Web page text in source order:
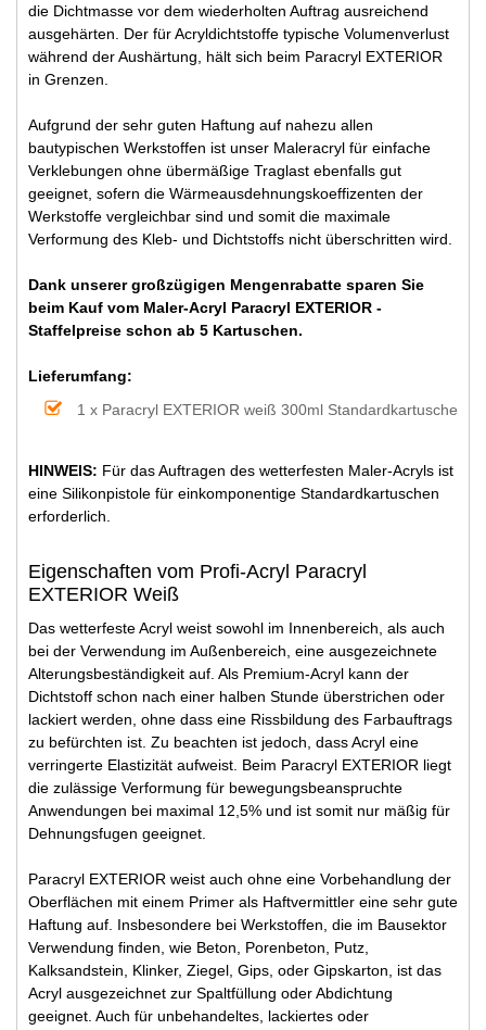
die Dichtmasse vor dem wiederholten Auftrag ausreichend
ausgehärten. Der für Acryldichtstoffe typische Volumenverlust
während der Aushärtung, hält sich beim Paracryl EXTERIOR
in Grenzen.
Aufgrund der sehr guten Haftung auf nahezu allen
bautypischen Werkstoffen ist unser Maleracryl für einfache
Verklebungen ohne übermäßige Traglast ebenfalls gut
geeignet, sofern die Wärmeausdehnungskoeffizenten der
Werkstoffe vergleichbar sind und somit die maximale
Verformung des Kleb- und Dichtstoffs nicht überschritten wird.
Dank unserer großzügigen Mengenrabatte sparen Sie
beim Kauf vom Maler-Acryl Paracryl EXTERIOR -
Staffelpreise schon ab 5 Kartuschen.
Lieferumfang:
1 x Paracryl EXTERIOR weiß 300ml Standardkartusche
HINWEIS: Für das Auftragen des wetterfesten Maler-Acryls ist
eine Silikonpistole für einkomponentige Standardkartuschen
erforderlich.
Eigenschaften vom Profi-Acryl Paracryl
EXTERIOR Weiß
Das wetterfeste Acryl weist sowohl im Innenbereich, als auch
bei der Verwendung im Außenbereich, eine ausgezeichnete
Alterungsbeständigkeit auf. Als Premium-Acryl kann der
Dichtstoff schon nach einer halben Stunde überstrichen oder
lackiert werden, ohne dass eine Rissbildung des Farbauftrags
zu befürchten ist. Zu beachten ist jedoch, dass Acryl eine
verringerte Elastizität aufweist. Beim Paracryl EXTERIOR liegt
die zulässige Verformung für bewegungsbeanspruchte
Anwendungen bei maximal 12,5% und ist somit nur mäßig für
Dehnungsfugen geeignet.
Paracryl EXTERIOR weist auch ohne eine Vorbehandlung der
Oberflächen mit einem Primer als Haftvermittler eine sehr gute
Haftung auf. Insbesondere bei Werkstoffen, die im Bausektor
Verwendung finden, wie Beton, Porenbeton, Putz,
Kalksandstein, Klinker, Ziegel, Gips, oder Gipskarton, ist das
Acryl ausgezeichnet zur Spaltfüllung oder Abdichtung
geeignet. Auch für unbehandeltes, lackiertes oder